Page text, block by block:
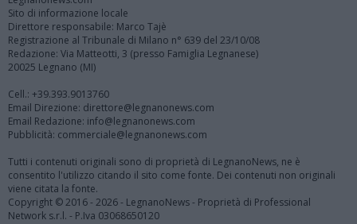
Sito di informazione locale
Direttore responsabile: Marco Tajè
Registrazione al Tribunale di Milano n° 639 del 23/10/08
Redazione: Via Matteotti, 3 (presso Famiglia Legnanese)
20025 Legnano (MI)
Cell.: +39.393.9013760
Email Direzione: direttore@legnanonews.com
Email Redazione: info@legnanonews.com
Pubblicità: commerciale@legnanonews.com
Tutti i contenuti originali sono di proprietà di LegnanoNews, ne è
consentito l'utilizzo citando il sito come fonte. Dei contenuti non originali
viene citata la fonte.
Copyright © 2016 - 2026 - LegnanoNews - Proprietà di Professional
Network s.r.l. - P.Iva 03068650120